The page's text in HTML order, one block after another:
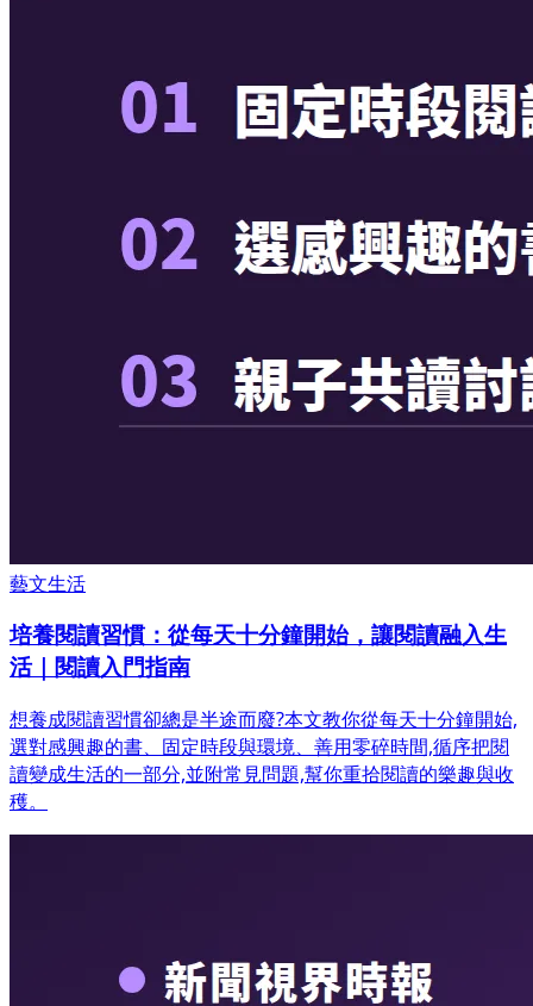
藝文生活
培養閱讀習慣：從每天十分鐘開始，讓閱讀融入生
活｜閱讀入門指南
想養成閱讀習慣卻總是半途而廢?本文教你從每天十分鐘開始,
選對感興趣的書、固定時段與環境、善用零碎時間,循序把閱
讀變成生活的一部分,並附常見問題,幫你重拾閱讀的樂趣與收
穫。